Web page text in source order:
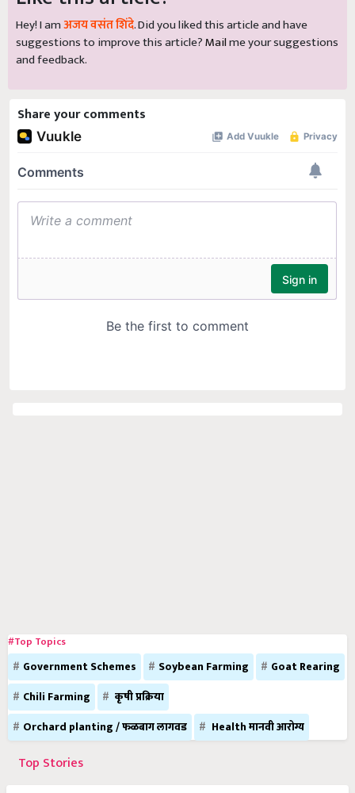
Hey! I amअजय वसंत शिंदे. Did you liked this article and have
suggestions to improve this article?Mailme your suggestions
and feedback.
Share your comments
#Top Topics
Government Schemes Soybean Farming
Goat Rearing
Chili Farming
कृषी प्रक्रिया
Orchard planting / फळबाग लागवड
Health मानवी आरोग्य
Top Stories